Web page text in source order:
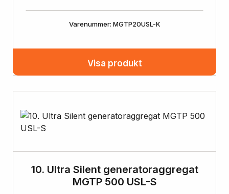
Varenummer: MGTP20USL-K
Visa produkt
10. Ultra Silent generatoraggregat
MGTP 500 USL-S